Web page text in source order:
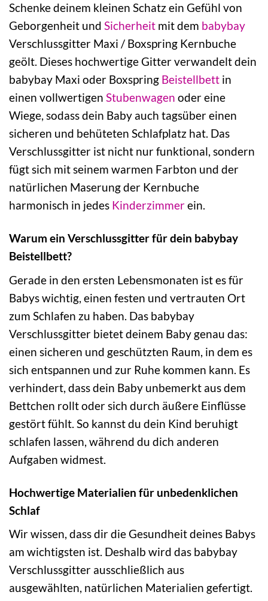
Schenke deinem kleinen Schatz ein Gefühl von
Geborgenheit und Sicherheit mit dem babybay
Verschlussgitter Maxi / Boxspring Kernbuche
geölt. Dieses hochwertige Gitter verwandelt dein
babybay Maxi oder Boxspring Beistellbett in
einen vollwertigen Stubenwagen oder eine
Wiege, sodass dein Baby auch tagsüber einen
sicheren und behüteten Schlafplatz hat. Das
Verschlussgitter ist nicht nur funktional, sondern
fügt sich mit seinem warmen Farbton und der
natürlichen Maserung der Kernbuche
harmonisch in jedes Kinderzimmerein.
Warum ein Verschlussgitter für dein babybay
Beistellbett?
Gerade in den ersten Lebensmonaten ist es für
Babys wichtig, einen festen und vertrauten Ort
zum Schlafen zu haben. Das babybay
Verschlussgitter bietet deinem Baby genau das:
einen sicheren und geschützten Raum, in dem es
sich entspannen und zur Ruhe kommen kann. Es
verhindert, dass dein Baby unbemerkt aus dem
Bettchen rollt oder sich durch äußere Einflüsse
gestört fühlt. So kannst du dein Kind beruhigt
schlafen lassen, während du dich anderen
Aufgaben widmest.
Hochwertige Materialien für unbedenklichen
Schlaf
Wir wissen, dass dir die Gesundheit deines Babys
am wichtigsten ist. Deshalb wird das babybay
Verschlussgitter ausschließlich aus
ausgewählten, natürlichen Materialien gefertigt.